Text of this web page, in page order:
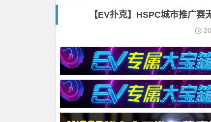
【EV扑克】HSPC城市推广赛